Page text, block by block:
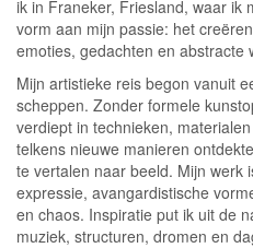
ik in Franeker, Friesland, waar ik
vorm aan mijn passie: het
emoties, gedachten en abstracte
Mijn artistieke reis begon vanuit
scheppen. Zonder formele
verdiept in technieken,
telkens nieuwe manieren
te vertalen naar beeld. Mijn werk
expressie, avangardistische
en chaos. Inspiratie put ik uit de
muziek, structuren, dromen en